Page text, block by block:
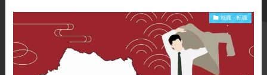
就職・転職